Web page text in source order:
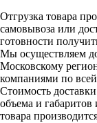
Отгрузка товара
самовывоза или
готовности
Мы осуществляем
Московскому
компаниями по
Стоимость доставки
объема и габаритов
товара